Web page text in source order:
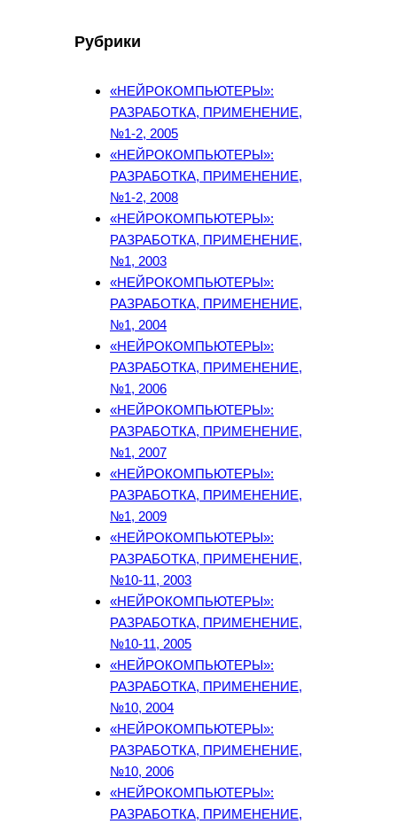
Рубрики
«НЕЙРОКОМПЬЮТЕРЫ»:
РАЗРАБОТКА, ПРИМЕНЕНИЕ,
№1-2, 2005
«НЕЙРОКОМПЬЮТЕРЫ»:
РАЗРАБОТКА, ПРИМЕНЕНИЕ,
№1-2, 2008
«НЕЙРОКОМПЬЮТЕРЫ»:
РАЗРАБОТКА, ПРИМЕНЕНИЕ,
№1, 2003
«НЕЙРОКОМПЬЮТЕРЫ»:
РАЗРАБОТКА, ПРИМЕНЕНИЕ,
№1, 2004
«НЕЙРОКОМПЬЮТЕРЫ»:
РАЗРАБОТКА, ПРИМЕНЕНИЕ,
№1, 2006
«НЕЙРОКОМПЬЮТЕРЫ»:
РАЗРАБОТКА, ПРИМЕНЕНИЕ,
№1, 2007
«НЕЙРОКОМПЬЮТЕРЫ»:
РАЗРАБОТКА, ПРИМЕНЕНИЕ,
№1, 2009
«НЕЙРОКОМПЬЮТЕРЫ»:
РАЗРАБОТКА, ПРИМЕНЕНИЕ,
№10-11, 2003
«НЕЙРОКОМПЬЮТЕРЫ»:
РАЗРАБОТКА, ПРИМЕНЕНИЕ,
№10-11, 2005
«НЕЙРОКОМПЬЮТЕРЫ»:
РАЗРАБОТКА, ПРИМЕНЕНИЕ,
№10, 2004
«НЕЙРОКОМПЬЮТЕРЫ»:
РАЗРАБОТКА, ПРИМЕНЕНИЕ,
№10, 2006
«НЕЙРОКОМПЬЮТЕРЫ»:
РАЗРАБОТКА, ПРИМЕНЕНИЕ,